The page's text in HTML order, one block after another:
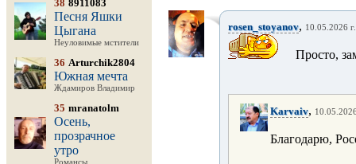
38 8911083
Песня Яшки
Цыгана
Неуловимые мстители
36 Arturchik2804
Южная мечта
Ждамиров Владимир
35 mranatolm
Осень,
прозрачное
утро
Романсы
rosen_stoyanov, 10.05.2026
Просто,
Karvaiv,
Благодарю,